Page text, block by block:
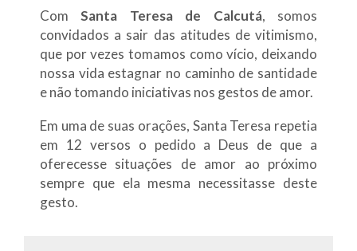
Com Santa Teresa de Calcutá, somos
convidados a sair das atitudes de vitimismo,
que por vezes tomamos como vício, deixando
nossa vida estagnar no caminho de santidade
e não tomando iniciativas nos gestos de amor.
Em uma de suas orações, Santa Teresa repetia
em 12 versos o pedido a Deus de que a
oferecesse situações de amor ao próximo
sempre que ela mesma necessitasse deste
gesto.